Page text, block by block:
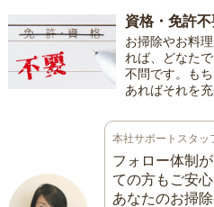
資格・免許不
お掃除やお料
れば、どなた
不問です。も
あればそれを
本社サポートスタッ
フォロー体制
ての方もご安心
あなたのお掃